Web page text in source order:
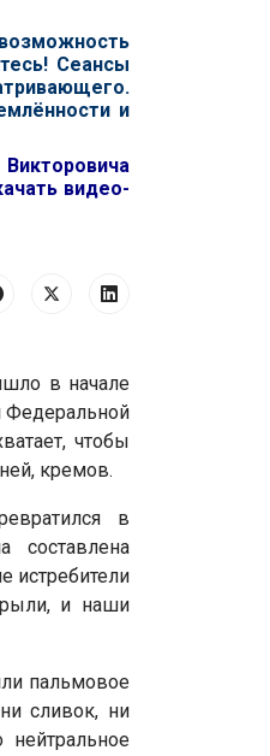
Сеансы
и
видео-
в начале
Федеральной
чтобы
кремов.
в
истребители
и наши
пальмовое
сливок, ни